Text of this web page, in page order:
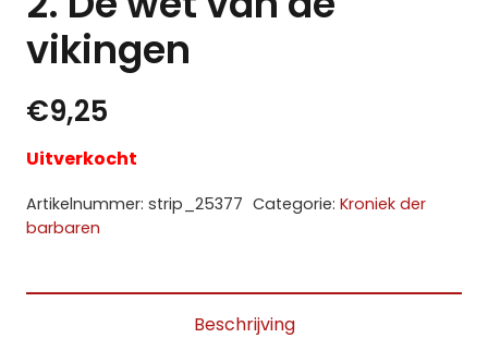
vikingen
€9,25
Uitverkocht
Artikelnummer: strip_25377 Categorie: Kroniek der
barbaren
Beschrijving